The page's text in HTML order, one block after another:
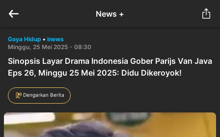
News +
Gaya Hidup • inews
Minggu, 25 Mei 2025 - 08:30
Sinopsis Layar Drama Indonesia Gober Parijs Van Java
Eps 26, Minggu 25 Mei 2025: Didu Dikeroyok!
Dengarkan Berita